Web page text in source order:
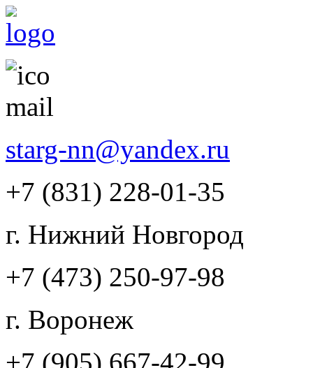
starg-nn@yandex.ru
+7 (831) 228-01-35
г. Нижний Новгород
+7 (473) 250-97-98
г. Воронеж